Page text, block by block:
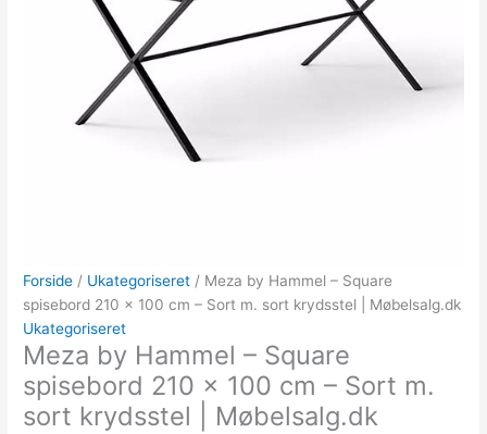
Forside / Ukategoriseret / Meza by Hammel – Square
spisebord 210 x 100 cm – Sort m. sort krydsstel | Møbelsalg.dk
Ukategoriseret
Meza by Hammel – Square
spisebord 210 x 100 cm – Sort m.
sort krydsstel | Møbelsalg.dk